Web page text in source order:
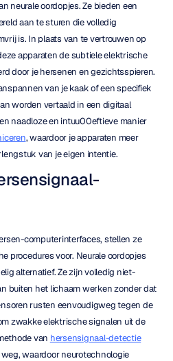
neurale oordopjes. Ze bieden een
aan te sturen die volledig
is. In plaats van te vertrouwen op
apparaten de subtiele elektrische
door je hersenen en gezichtsspieren.
van je kaak of een specifiek
worden vertaald in een digitaal
naadloze en intuu00eftieve manier
, waardoor je apparaten meer
van je eigen intentie.
computerinterfaces, stellen ze
procedures voor. Neurale oordopjes
alternatief. Ze zijn volledig niet-
buiten het lichaam werken zonder dat
rusten eenvoudigweg tegen de
zwakke elektrische signalen uit de
van hersensignaal-detectie
waardoor neurotechnologie